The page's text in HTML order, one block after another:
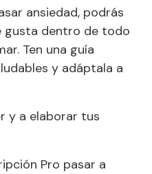
ansiedad, podrás
gusta dentro de todo
Ten una guía
y adáptala a
y a elaborar tus
Pro pasar a